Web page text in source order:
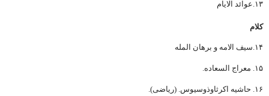
۱۳.عوائد الایام
کلام
۱۴.سیف الامه و برهان المله
۱۵. معراج السعاده.
۱۶. حاشیه اکرثاوذوسیوس. (ریاضی).